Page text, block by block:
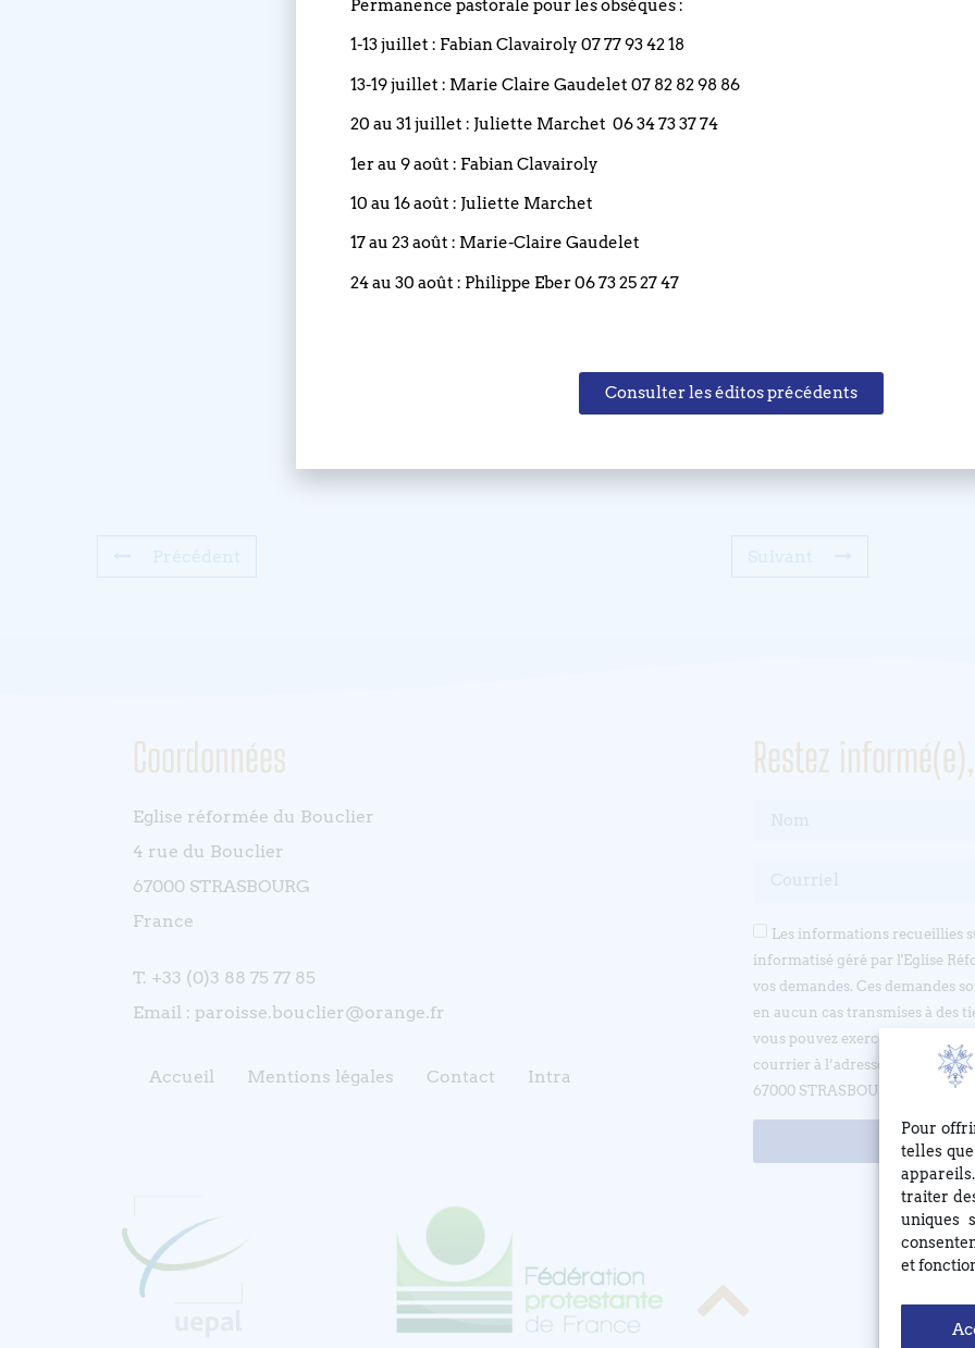
Pour
telles
traiter
uniques
et
Plateau
+ Ajouter à mon Agenda Google
Coordonnées
Eglise réformée du Bouclier
4 rue du Bouclier
67000 STRASBOURG
France
T. +33 (0)3 88 75 77 85
Email : paroisse.bouclier@orange.fr
Accueil Mentions légales Contact Intra
Restez
Les informations recueillies
informatisé géré par l'Eglise
vos demandes. Ces demandes
en aucun cas transmises à des
vous pouvez exercer votre droit
courrier à l’adresse suivante :
67000 STRASBOURG ou en
Permanence pastorale pour les obsèques :
1-13 juillet : Fabian Clavairoly 07 77 93 42 18
13-19 juillet : Marie Claire Gaudelet 07 82 82 98 86
20 au 31 juillet : Juliette Marchet 06 34 73 37 74
1er au 9 août : Fabian Clavairoly
10 au 16 août : Juliette Marchet
17 au 23 août : Marie-Claire Gaudelet
24 au 30 août : Philippe Eber 06 73 25 27 47
Consulter les éditos précédents